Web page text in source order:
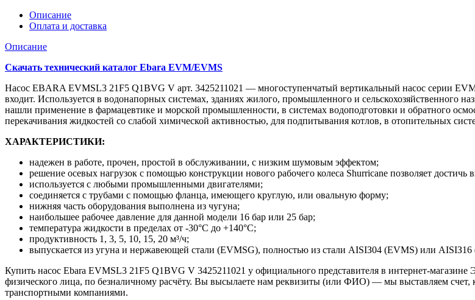
Описание
Оплата и доставка
Описание
Скачать технический каталог Ebara EVM/EVMS
Насос EBARA EVMSL3 21F5 Q1BVG V арт. 3425211021 — многоступенчатый вертикальный насос серии
входит. Используется в водонапорных системах, зданиях жилого, промышленного и сельскохозяйственного
нашли применение в фармацевтике и морской промышленности, в системах водоподготовки и обратного
перекачивания жидкостей со слабой химической активностью, для подпитывания котлов, в отопительных
ХАРАКТЕРИСТИКИ:
надежен в работе, прочен, простой в обслуживании, с низким шумовым эффектом;
решение осевых нагрузок с помощью конструкции нового рабочего колеса Shurricane позволяет
используется с любыми промышленными двигателями;
соединяется с трубами с помощью фланца, имеющего круглую, или овальную форму;
нижняя часть оборудования выполнена из чугуна;
наибольшее рабочее давление для данной модели 16 бар или 25 бар;
температура жидкости в пределах от -30°C до +140°C;
продуктивность 1, 3, 5, 10, 15, 20 м³/ч;
выпускается из угунa и нepжaвeющeй cтaли (EVMSG), пoлностью из cтaли AISIЗ04 (EVMS) или
Купить насос Ebara EVMSL3 21F5 Q1BVG V 3425211021 у официального представителя в интернет-
физического лица, по безналичному расчёту. Вы высылаете нам реквизиты (или ФИО) — мы выставляем
транспортными компаниями.